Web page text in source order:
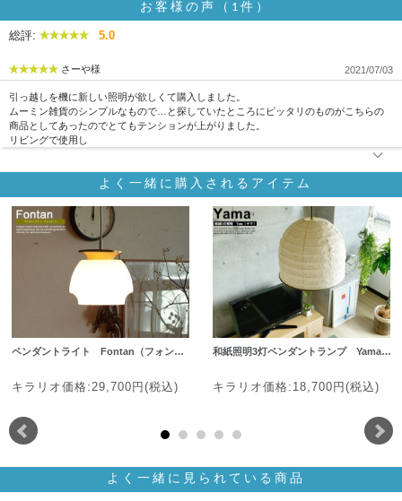
お客様の声（1件）
総評: 5.0
さーや様 2021/07/03
引っ越しを機に新しい照明が欲しくて購入しました。
ムーミン雑貨のシンプルなもので…と探していたところにピッタリのものがこちらの
商品としてあったのでとてもテンションが上がりました。
リビングで使用し
よく一緒に購入されるアイテム
ペンダントライト Fontan（フォン…
キラリオ価格:29,700円(税込)
和紙照明3灯ペンダントランプ Yama…
キラリオ価格:18,700円(税込)
よく一緒に見られている商品